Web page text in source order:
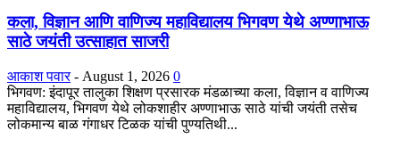
कला, विज्ञान आणि वाणिज्य महाविद्यालय भिगवण येथे अण्णाभाऊ
साठे जयंती उत्साहात साजरी
आकाश पवार - August 1, 2026 0
भिगवण: इंदापूर तालुका शिक्षण प्रसारक मंडळाच्या कला, विज्ञान व वाणिज्य
महाविद्यालय, भिगवण येथे लोकशाहीर अण्णाभाऊ साठे यांची जयंती तसेच
लोकमान्य बाळ गंगाधर टिळक यांची पुण्यतिथी...